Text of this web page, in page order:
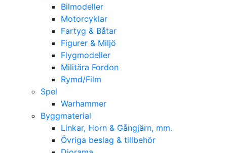
Bilmodeller
Motorcyklar
Fartyg & Båtar
Figurer & Miljö
Flygmodeller
Militära Fordon
Rymd/Film
Spel
Warhammer
Byggmaterial
Linkar, Horn & Gångjärn, mm.
Övriga beslag & tillbehör